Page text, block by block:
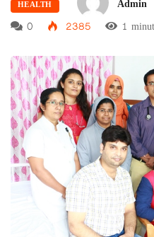
HEALTH Admin
0
2385 1